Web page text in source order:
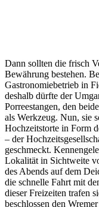
Dann sollten die frisch
Bewährung bestehen.
Gastronomiebetrieb in
deshalb dürfte der
Porreestangen, den
als Werkzeug. Nun, sie
Hochzeitstorte in Form
– der
geschmeckt.
Lokalität in Sichtweite
des Abends auf dem
die schnelle Fahrt mit
dieser Freizeiten trafen
beschlossen den